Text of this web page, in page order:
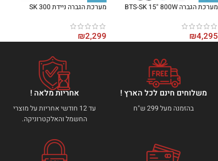
מערכת הגברה BTS-SK 15" 800W
₪4,295
מערכת הגברה ניידת 300 SK
₪2,299
משלוחים חינם לכל הארץ !
בהזמנה מעל 299 ש"ח
אחריות מלאה !
עד 12 חודשי אחריות על מוצרי
החשמל והאלקטרוניקה.